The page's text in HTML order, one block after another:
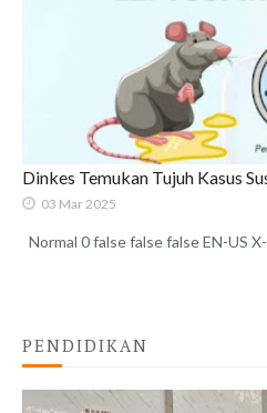
Dinkes Temukan Tujuh Kasus
03 Mar 2025
Normal 0 false false false EN-US
PENDIDIKAN